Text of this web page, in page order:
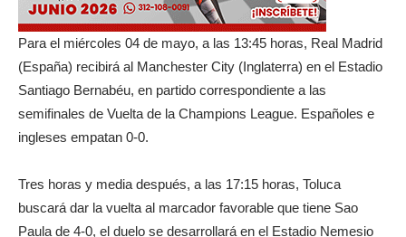
Para el miércoles 04 de mayo, a las 13:45 horas, Real Madrid
(España) recibirá al Manchester City (Inglaterra) en el Estadio
Santiago Bernabéu, en partido correspondiente a las
semifinales de Vuelta de la Champions League. Españoles e
ingleses empatan 0-0.
Tres horas y media después, a las 17:15 horas, Toluca
buscará dar la vuelta al marcador favorable que tiene Sao
Paula de 4-0, el duelo se desarrollará en el Estadio Nemesio